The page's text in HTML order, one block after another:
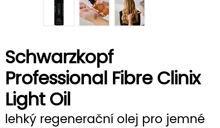
Schwarzkopf
Professional Fibre Clinix
Light Oil
lehký regenerační olej pro jemné